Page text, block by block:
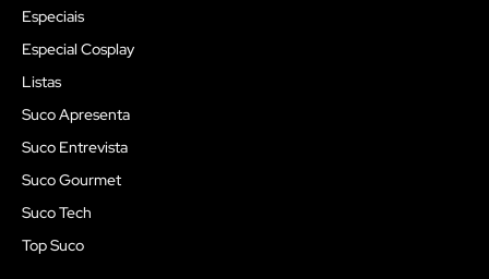
Especiais
Especial Cosplay
Listas
Suco Apresenta
Suco Entrevista
Suco Gourmet
Suco Tech
Top Suco